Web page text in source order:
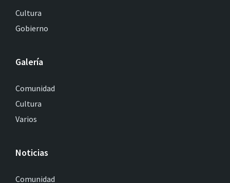
Cultura
Gobierno
Galería
Comunidad
Cultura
Varios
Noticias
Comunidad